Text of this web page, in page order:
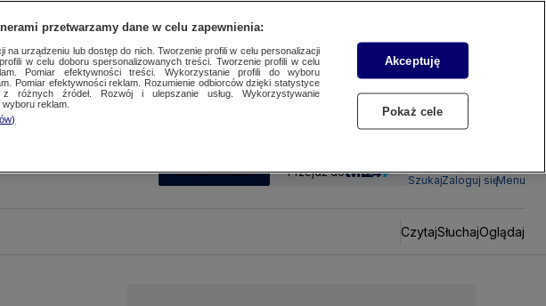
SUBSKRYBUJ Przejdź do
SzukajZaloguj sięMenu
CzytajSłuchajOglądaj
przetwarzamy dane w celu zapewnienia:
na urządzeniu lub dostęp do nich. Tworzenie profili w celu personalizacji
w celu doboru spersonalizowanych treści. Tworzenie profili w celu
Pomiar efektywności treści. Wykorzystanie profili do wyboru
Pomiar efektywności reklam. Rozumienie odbiorców dzięki statystyce
różnych źródeł. Rozwój i ulepszanie usług. Wykorzystywanie
reklam.
Akceptuję
Pokaż cele